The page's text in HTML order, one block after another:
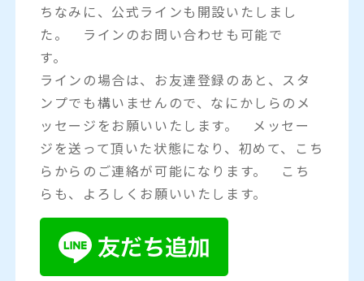
ちなみに、公式ラインも開設いたしまし
た。 ラインのお問い合わせも可能で
す。
ラインの場合は、お友達登録のあと、スタ
ンプでも構いませんので、なにかしらのメ
ッセージをお願いいたします。 メッセー
ジを送って頂いた状態になり、初めて、こち
らからのご連絡が可能になります。 こち
らも、よろしくお願いいたします。